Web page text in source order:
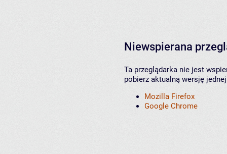
Niewspierana
Ta przeglądarka nie jest
pobierz aktualną wersję
Mozilla Firefox
Google Chrome